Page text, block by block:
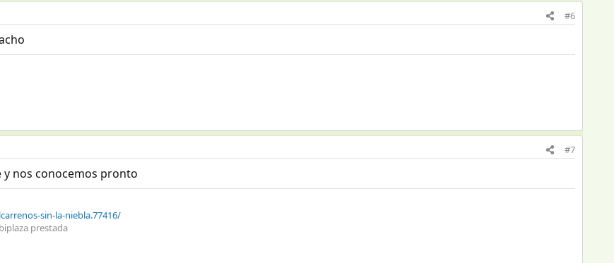
#6
#7
y nos conocemos pronto
sin-la-niebla.77416/
prestada